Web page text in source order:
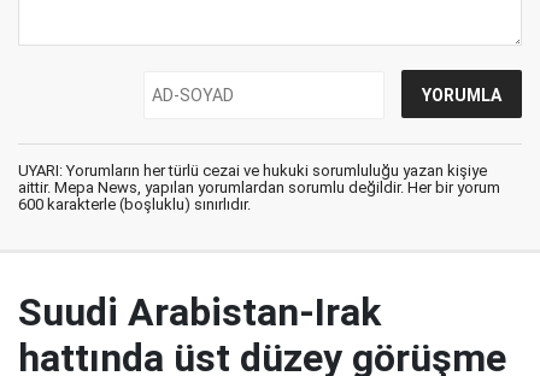
UYARI: Yorumların her türlü cezai ve hukuki sorumluluğu yazan kişiye
aittir. Mepa News, yapılan yorumlardan sorumlu değildir. Her bir yorum
600 karakterle (boşluklu) sınırlıdır.
Suudi Arabistan-Irak
hattında üst düzey görüşme